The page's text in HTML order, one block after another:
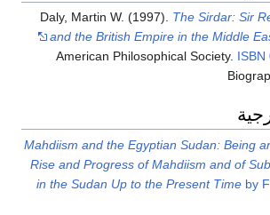
Daly, Martin W. (1997). The Sirdar: Sir
and the British Empire in the Middle
American Philosophical Society. ISBN
Mahdiism and the Egyptian Sudan: Being
Rise and Progress of Mahdiism and of
in the Sudan Up to the Present Timeby